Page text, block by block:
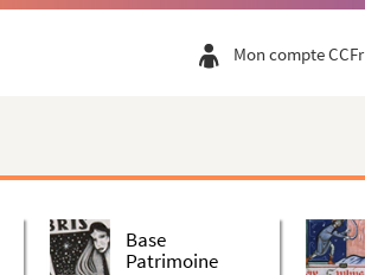
Mon compte CCFr
Base
Patrimoine
Réponses aux lettres ...